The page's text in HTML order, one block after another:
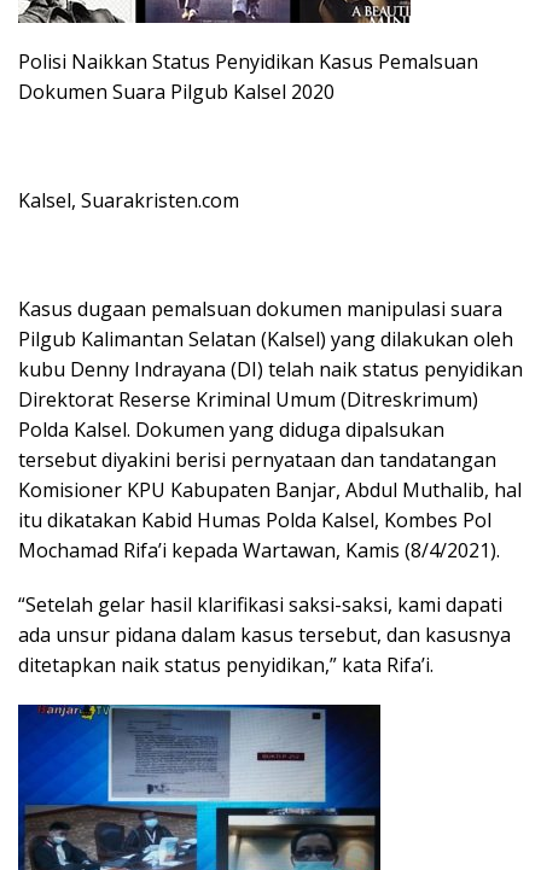
Polisi Naikkan Status Penyidikan Kasus Pemalsuan
Dokumen Suara Pilgub Kalsel 2020
Kalsel, Suarakristen.com
Kasus dugaan pemalsuan dokumen manipulasi suara
Pilgub Kalimantan Selatan (Kalsel) yang dilakukan oleh
kubu Denny Indrayana (DI) telah naik status penyidikan
Direktorat Reserse Kriminal Umum (Ditreskrimum)
Polda Kalsel. Dokumen yang diduga dipalsukan
tersebut diyakini berisi pernyataan dan tandatangan
Komisioner KPU Kabupaten Banjar, Abdul Muthalib, hal
itu dikatakan Kabid Humas Polda Kalsel, Kombes Pol
Mochamad Rifa’i kepada Wartawan, Kamis (8/4/2021).
“Setelah gelar hasil klarifikasi saksi-saksi, kami dapati
ada unsur pidana dalam kasus tersebut, dan kasusnya
ditetapkan naik status penyidikan,” kata Rifa’i.